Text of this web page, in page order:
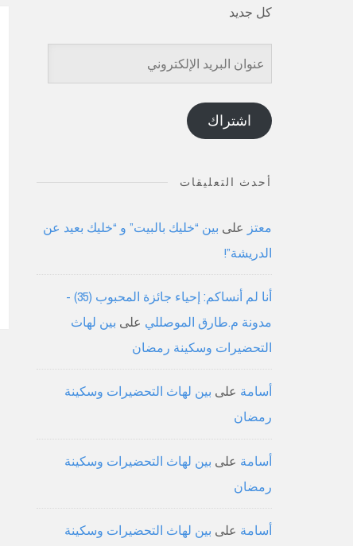
كل جديد
عنوان
البريد
الإلكتروني
اشتراك
أحدث التعليقات
معتز على بين “خليك بالبيت” و “خليك بعيد عن
الدريشة”!
أنا لم أنساكم: إحياء جائزة المحبوب (35) -
مدونة م.طارق الموصللي على بين لهاث
التحضيرات وسكينة رمضان
أسامة على بين لهاث التحضيرات وسكينة
رمضان
أسامة على بين لهاث التحضيرات وسكينة
رمضان
أسامة على بين لهاث التحضيرات وسكينة